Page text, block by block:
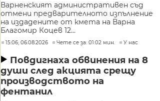
Варненският административен съд
отмени предварителното изпълнение
на издадените от кмета на Варна
Благомир Коцев 12...
15:06, 06.08.2026 Чете се за: 01:02 мин. У нас
Повдигнаха обвинения на 8
души след акцията срещу
производството на
фентанил